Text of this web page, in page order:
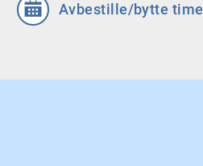
Avbestille/bytte time